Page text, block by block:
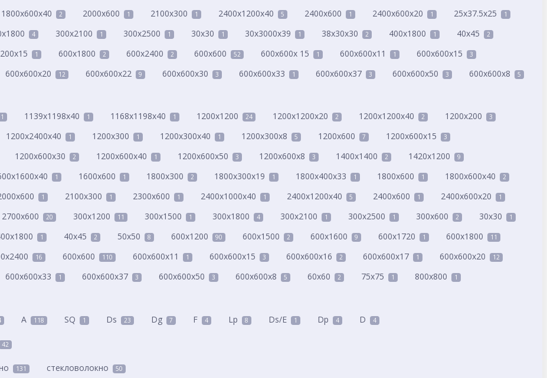
1800x600x40 2 2000x600 1 2100x300 1 2400x1200x40 5 2400x600 1 2400x600x20 1 25x37.5x25 1
4 300x2100 1 300x2500 1 30x30 1 30x3000x39 1 38x30x30 2 400x1800 1 40x45 2
1 600x1800 2 600x2400 2 600x600 52 600x600x 15 1 600x600x11 1 600x600x15 3
600x600x20 12 600x600x22 9 600x600x30 3 600x600x33 1 600x600x37 3 600x600x50 3 600x600x8 5
1 1139x1198x40 1 1168x1198x40 1 1200x1200 24 1200x1200x20 2 1200x1200x40 2 1200x200 3
1200x2400x40 1 1200x300 1 1200x300x40 1 1200x300x8 5 1200x600 7 1200x600x15 3
1200x600x30 2 1200x600x40 1 1200x600x50 3 1200x600x8 3 1400x1400 2 1420x1200 9
1 1600x600 1 1800x300 2 1800x300x19 1 1800x400x33 1 1800x600 1 1800x600x40 2
1 2100x300 1 2300x600 1 2400x1000x40 1 2400x1200x40 5 2400x600 1 2400x600x20 1
2700x600 20 300x1200 11 300x1500 1 300x1800 4 300x2100 1 300x2500 1 300x600 2 30x30 1
1 40x45 2 50x50 8 600x1200 90 600x1500 2 600x1600 9 600x1720 1 600x1800 11
16 600x600 110 600x600x11 1 600x600x15 3 600x600x16 2 600x600x17 1 600x600x20 12
600x600x33 1 600x600x37 3 600x600x50 3 600x600x8 5 60x60 2 75x75 1 800x800 1
A 118 SQ 1 Ds 23 Dg 7 F 4 Lp 8 Ds/E 1 Dp 4 D 4
42
131 стекловолокно 50